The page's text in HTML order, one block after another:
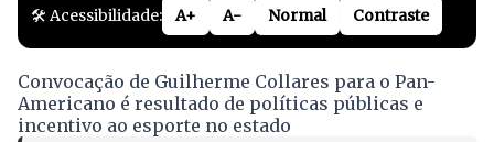
🛠️ Acessibilidade: A+ A- Normal Contraste
Convocação de Guilherme Collares para o Pan-
Americano é resultado de políticas públicas e
incentivo ao esporte no estado